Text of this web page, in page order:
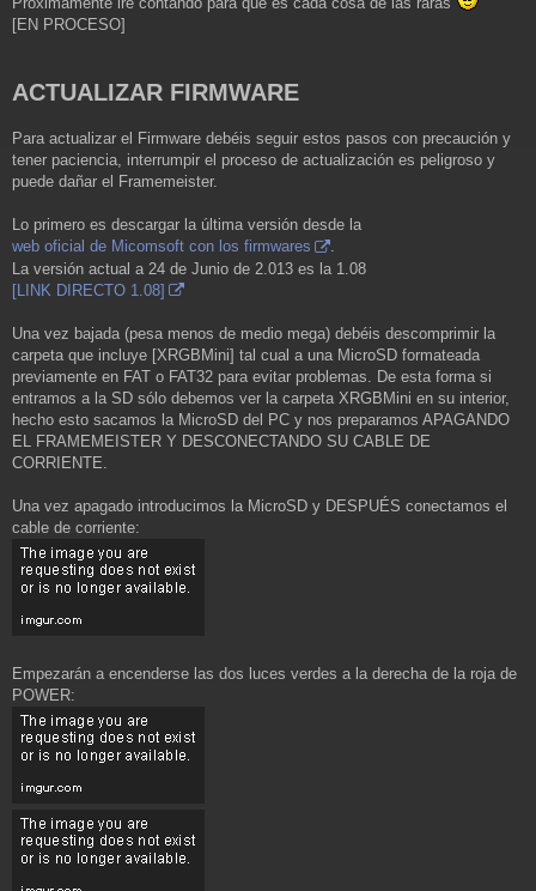
[EN PROCESO]
ACTUALIZAR FIRMWARE
Para actualizar el Firmware debéis seguir estos pasos con precaución y
tener paciencia, interrumpir el proceso de actualización es peligroso y
puede dañar el Framemeister.
Lo primero es descargar la última versión desde la
web oficial de Micomsoft con los firmwares
La versión actual a 24 de Junio de 2.013 es la 1.08
[LINK DIRECTO 1.08]
Una vez bajada (pesa menos de medio mega) debéis descomprimir la
carpeta que incluye [XRGBMini] tal cual a una MicroSD formateada
previamente en FAT o FAT32 para evitar problemas. De esta forma si
entramos a la SD sólo debemos ver la carpeta XRGBMini en su interior,
hecho esto sacamos la MicroSD del PC y nos preparamos APAGANDO
EL FRAMEMEISTER Y DESCONECTANDO SU CABLE DE
CORRIENTE.
Una vez apagado introducimos la MicroSD y DESPUÉS conectamos el
cable de corriente:
Empezarán a encenderse las dos luces verdes a la derecha de la roja de
POWER: